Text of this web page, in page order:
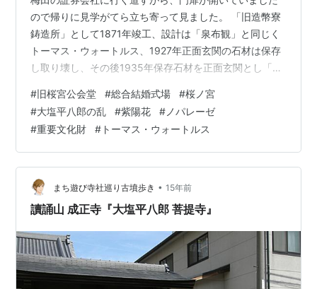
ので帰りに見学がてら立ち寄って見ました。 「旧造幣寮
鋳造所」として1871年竣工、設計は「泉布観」と同じく
トーマス・ウォートルス、1927年正面玄関の石材は保存
し取り壊し、その後1935年保存石材を正面玄関とし「明
「桜宮公会堂」と成り現在に至りますが、保存復元され
た正面玄関だけが国の重要文化財に指定されています。
4月15日、総合結婚式場としてグランドオープンしました
が、まだまだ告知不足の様で開店休業のような状態だそ
うで、各種パーティや3000円からのランチメニューも用
意されていて、グルメ的には結…
#旧桜宮公会堂 #総合結婚式場 #桜ノ宮
#大塩平八郎の乱 #紫陽花 # ノパレーゼ
#重要文化財 # トーマス・ウォートルス
まち遊び寺社巡り古墳歩き • 15年前
讀誦山 成正寺『大塩平八郎 菩提寺』